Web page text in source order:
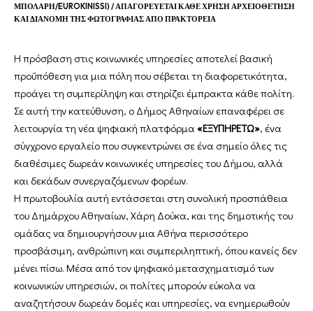
ΜΠΟΛΑΡΗ/EUROKINISSI) / ΑΠΑΓΟΡΕΥΕΤΑΙ ΚΑΘΕ ΧΡΗΣΗ ΑΡΧΕΙΟΘΕΤΗΣΗ
ΚΑΙ ΔΙΑΝΟΜΗ ΤΗΣ ΦΩΤΟΓΡΑΦΙΑΣ ΑΠΟ ΠΡΑΚΤΟΡΕΙΑ
Η πρόσβαση στις κοινωνικές υπηρεσίες αποτελεί βασική
προϋπόθεση για μια πόλη που σέβεται τη διαφορετικότητα,
προάγει τη συμπερίληψη και στηρίζει έμπρακτα κάθε πολίτη.
Σε αυτή την κατεύθυνση, ο Δήμος Αθηναίων επαναφέρει σε
λειτουργία τη νέα ψηφιακή πλατφόρμα«ΕΞΥΠΗΡΕΤΩ», ένα
σύγχρονο εργαλείο που συγκεντρώνει σε ένα σημείο όλες τις
διαθέσιμες δωρεάν κοινωνικές υπηρεσίες του Δήμου, αλλά
και δεκάδων συνεργαζόμενων φορέων.
Η πρωτοβουλία αυτή εντάσσεται στη συνολική προσπάθεια
του Δημάρχου Αθηναίων, Χάρη Δούκα, και της δημοτικής του
ομάδας να δημιουργήσουν μια Αθήνα περισσότερο
προσβάσιμη, ανθρώπινη και συμπεριληπτική, όπου κανείς δεν
μένει πίσω. Μέσα από τον ψηφιακό μετασχηματισμό των
κοινωνικών υπηρεσιών, οι πολίτες μπορούν εύκολα να
αναζητήσουν δωρεάν δομές και υπηρεσίες, να ενημερωθούν